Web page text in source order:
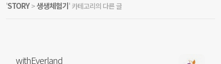
'STORY>생생체험기' 카테고리의 다른 글
withEverland